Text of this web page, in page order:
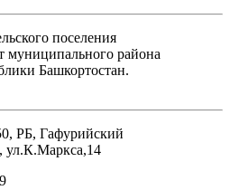
поселения
муниципального района
Башкортостан.
РБ, Гафурийский
ул.К.Маркса,14